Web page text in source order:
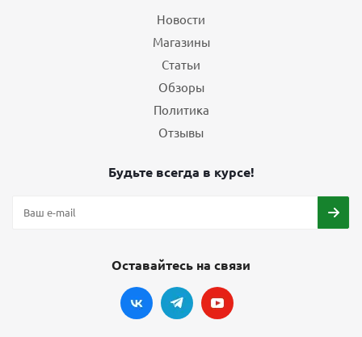
Новости
Магазины
Статьи
Обзоры
Политика
Отзывы
Будьте всегда в курсе!
Оставайтесь на связи